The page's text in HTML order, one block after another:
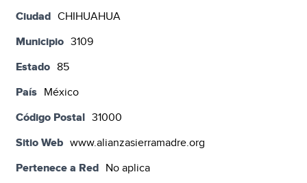
Ciudad CHIHUAHUA
Municipio 3109
Estado 85
País México
Código Postal 31000
Sitio Web www.alianzasierramadre.org
Pertenece a Red No aplica